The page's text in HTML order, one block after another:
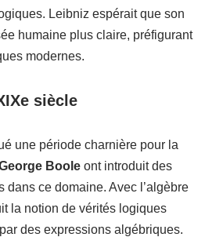
Leibniz espérait que son
humaine plus claire, préfigurant
modernes.
siècle
une période charnière pour la
Boole ont introduit des
dans ce domaine. Avec l’algèbre
la notion de vérités logiques
des expressions algébriques.